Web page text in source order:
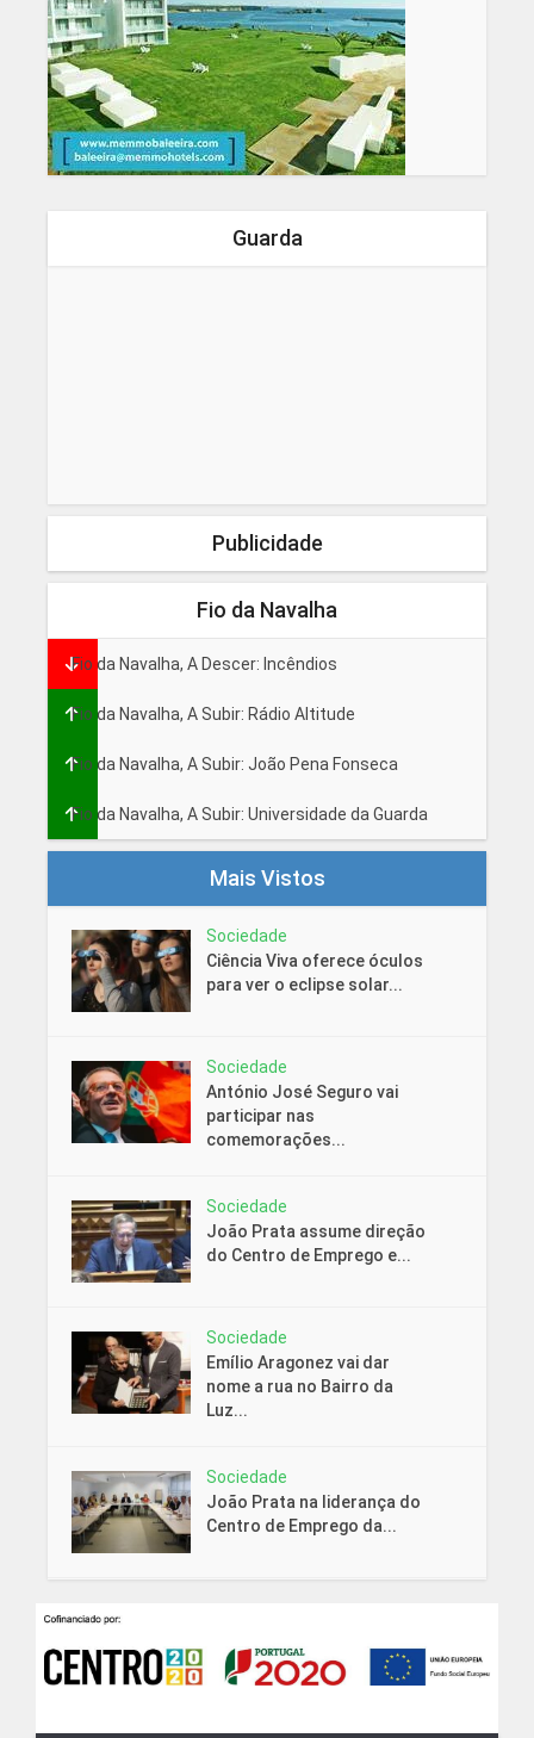
Guarda
Publicidade
Fio da Navalha
Fio da Navalha, A Descer: Incêndios
Fio da Navalha, A Subir: Rádio Altitude
Fio da Navalha, A Subir: João Pena Fonseca
Fio da Navalha, A Subir: Universidade da Guarda
Mais Vistos
Sociedade
Ciência Viva oferece óculos
para ver o eclipse solar...
Sociedade
António José Seguro vai
participar nas
comemorações...
Sociedade
João Prata assume direção
do Centro de Emprego e...
Sociedade
Emílio Aragonez vai dar
nome a rua no Bairro da
Luz...
Sociedade
João Prata na liderança do
Centro de Emprego da...